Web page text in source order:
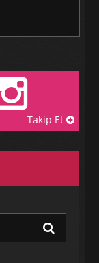
Takip Et